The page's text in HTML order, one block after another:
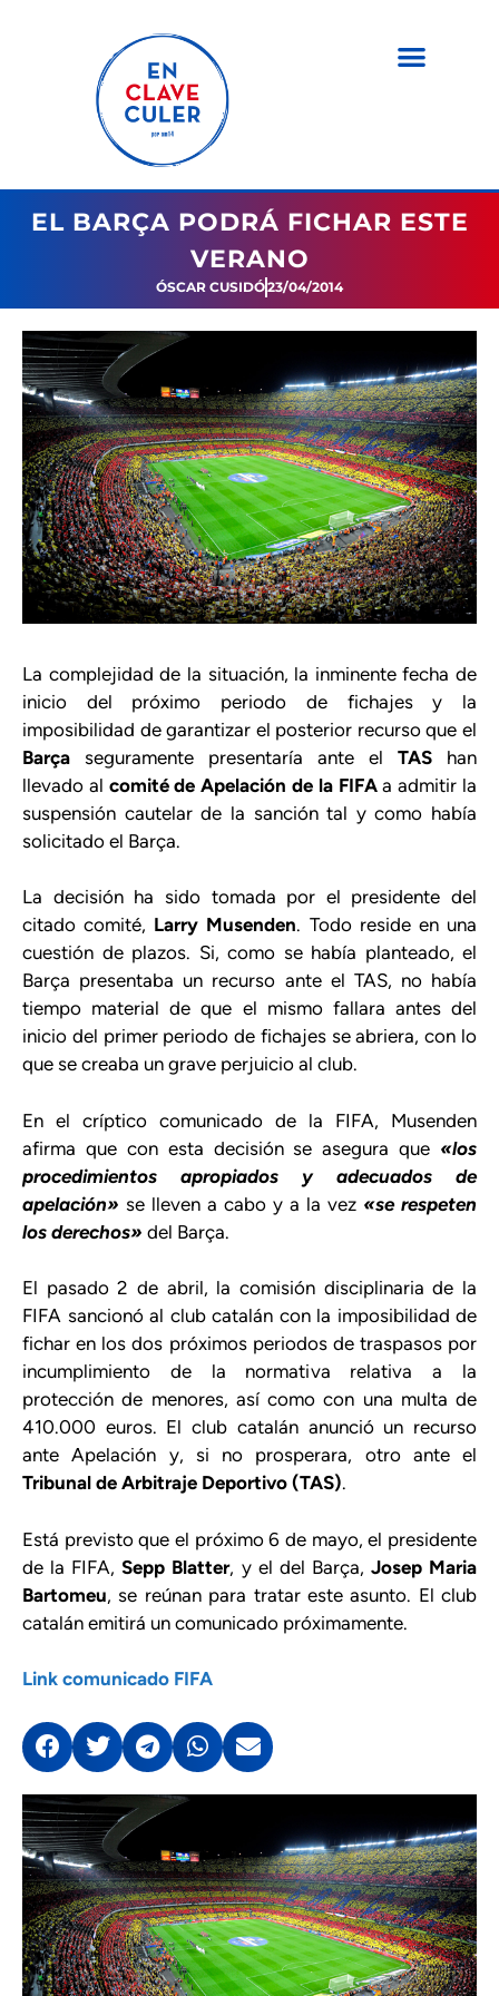
EL BARÇA PODRÁ FICHAR ESTE
VERANO
ÓSCAR CUSIDÓ23/04/2014
La complejidad de la situación, la inminente fecha de
inicio del próximo periodo de fichajes y la
imposibilidad de garantizar el posterior recurso que el
Barça seguramente presentaría ante el TAS han
llevado al comité de Apelación de la FIFAa admitir la
suspensión cautelar de la sanción tal y como había
solicitado el Barça.
La decisión ha sido tomada por el presidente del
citado comité, Larry Musenden. Todo reside en una
cuestión de plazos. Si, como se había planteado, el
Barça presentaba un recurso ante el TAS, no había
tiempo material de que el mismo fallara antes del
inicio del primer periodo de fichajes se abriera, con lo
que se creaba un grave perjuicio al club.
En el críptico comunicado de la FIFA, Musenden
afirma que con esta decisión se asegura que «los
procedimientos apropiados y adecuados de
apelación» se lleven a cabo y a la vez «se respeten
los derechos» del Barça.
El pasado 2 de abril, la comisión disciplinaria de la
FIFA sancionó al club catalán con la imposibilidad de
fichar en los dos próximos periodos de traspasos por
incumplimiento de la normativa relativa a la
protección de menores, así como con una multa de
410.000 euros. El club catalán anunció un recurso
ante Apelación y, si no prosperara, otro ante el
Tribunal de Arbitraje Deportivo (TAS).
Está previsto que el próximo 6 de mayo, el presidente
de la FIFA,Sepp Blatter, y el del Barça, Josep Maria
Bartomeu, se reúnan para tratar este asunto. El club
catalán emitirá un comunicado próximamente.
Link comunicado FIFA